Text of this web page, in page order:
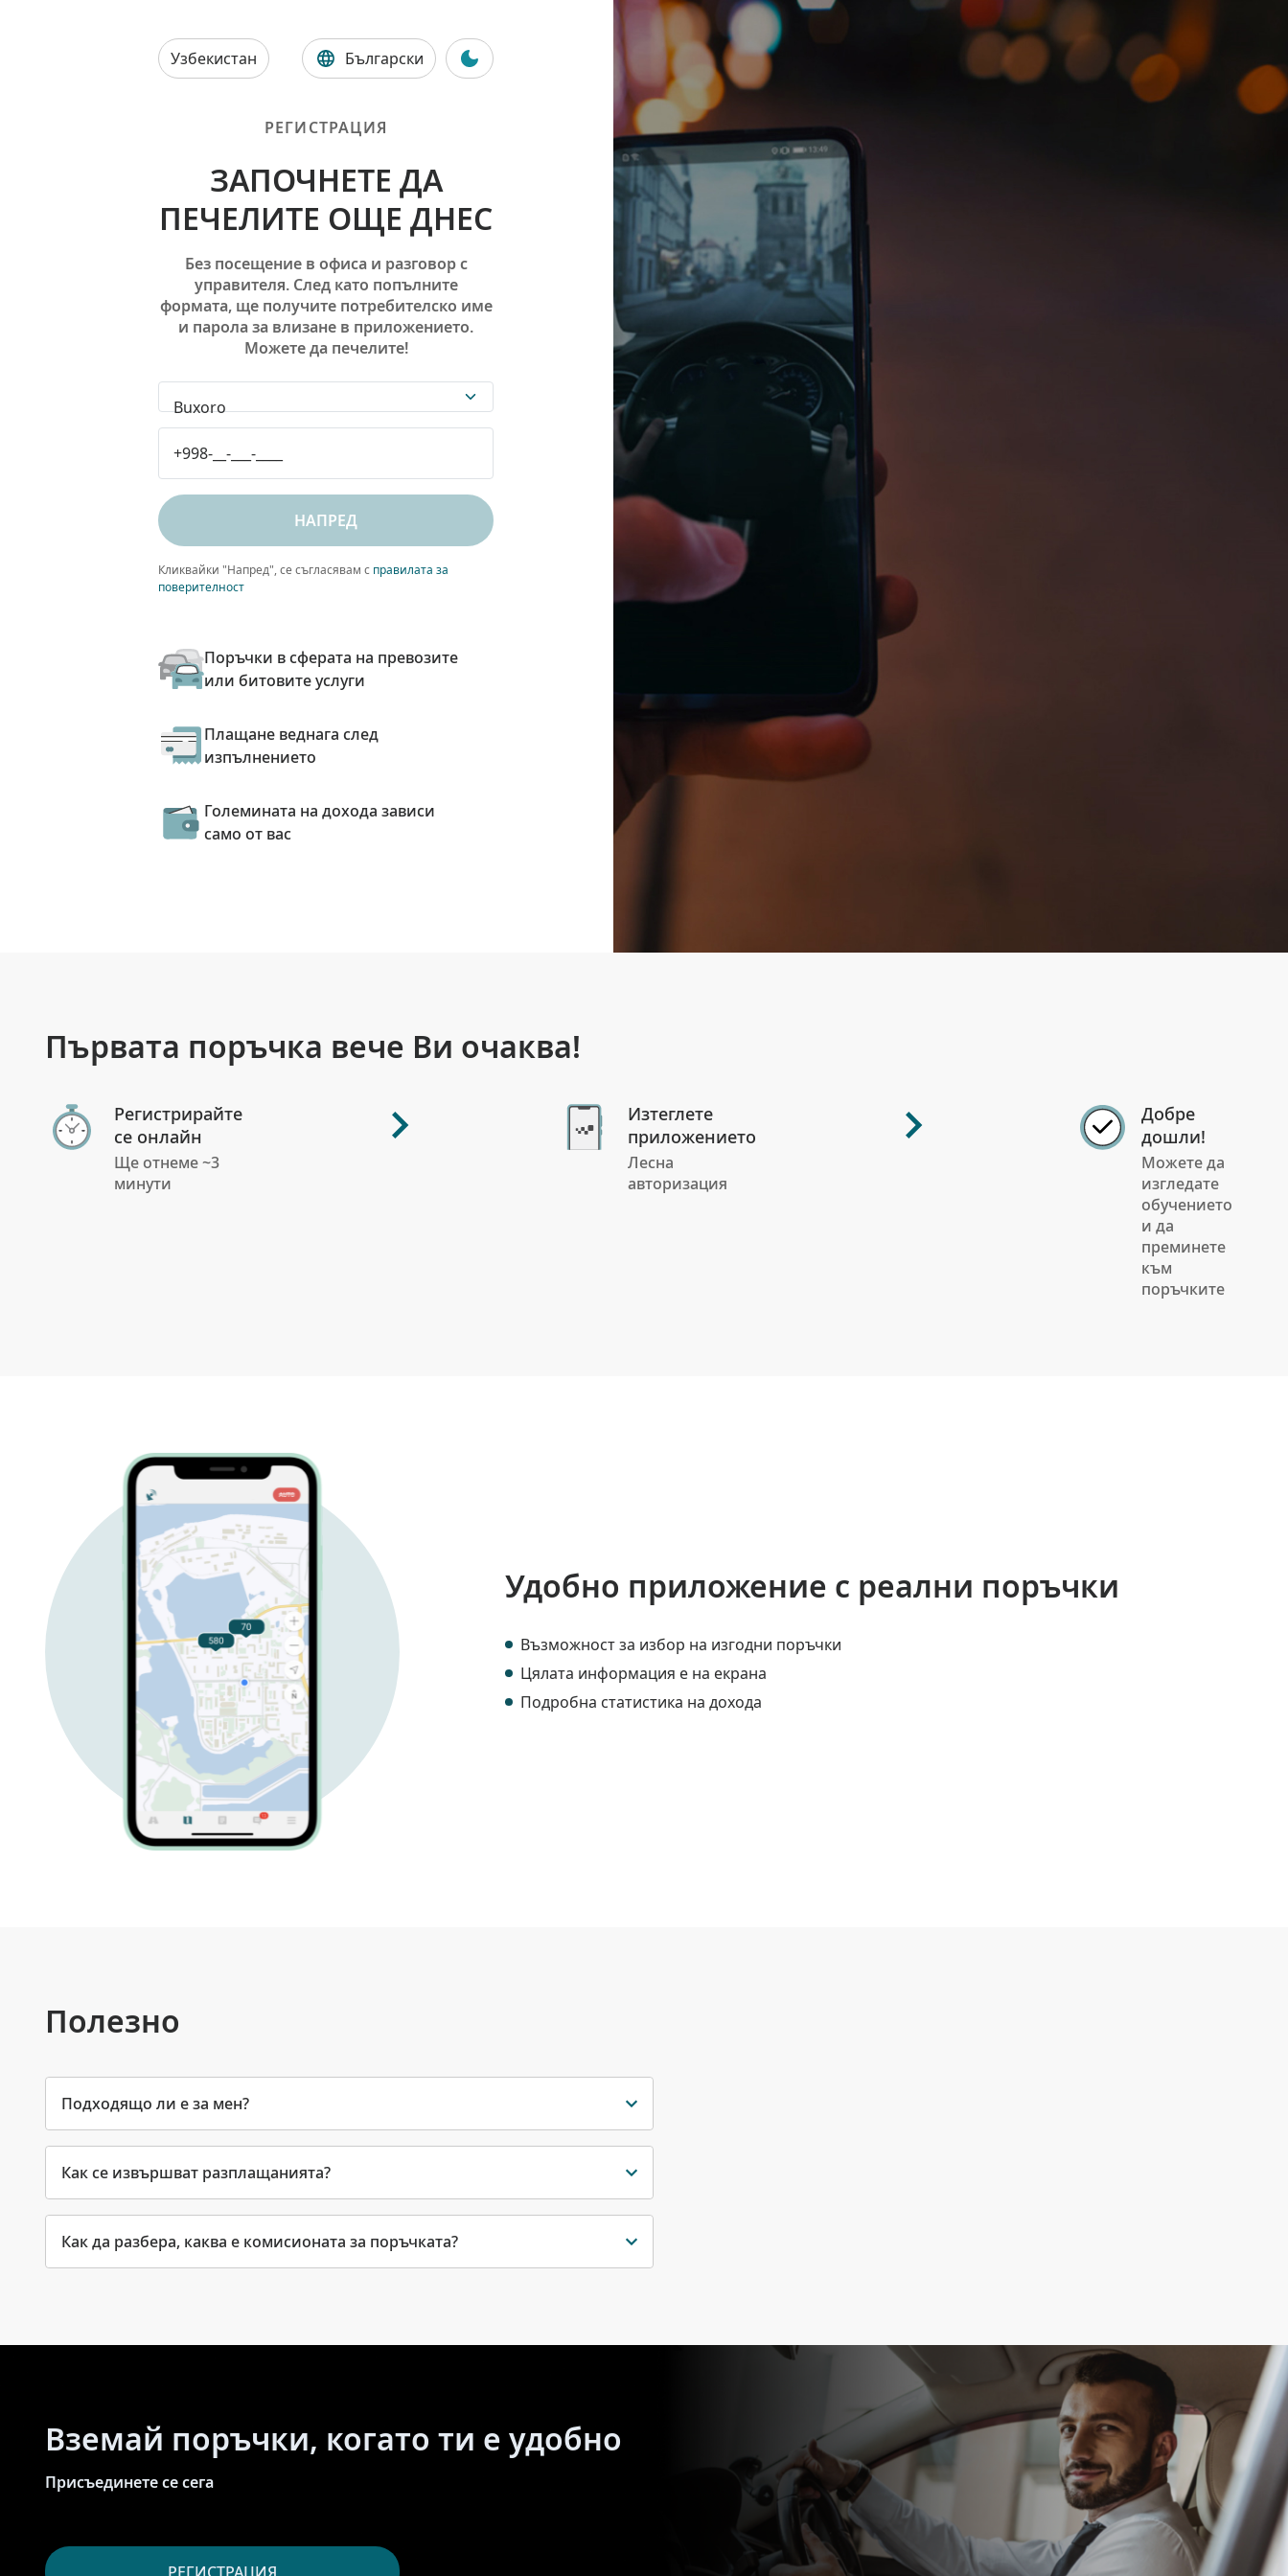
Узбекистан Български
РЕГИСТРАЦИЯ
ЗАПОЧНЕТЕ ДА
ПЕЧЕЛИТЕ ОЩЕ ДНЕС
Без посещение в офиса и разговор с
управителя. След като попълните
формата, ще получите потребителско име
и парола за влизане в приложението.
Можете да печелите!
Buxoro
НАПРЕД
Кликвайки "Напред", се съгласявам с правилата за
поверителност
Поръчки в сферата на превозите
или битовите услуги
Плащане веднага след
изпълнението
Големината на дохода зависи
само от вас
Първата поръчка вече Ви очаква!
Регистрирайте
се онлайн
Ще отнеме ~3
минути
Изтеглете
приложението
Лесна
авторизация
Добре
дошли!
Можете да
изгледате
обучението
и да
преминете
към
поръчките
Удобно приложение с реални поръчки
Възможност за избор на изгодни поръчки
Цялата информация е на екрана
Подробна статистика на дохода
Полезно
Подходящо ли е за мен?
Как се извършват разплащанията?
Как да разбера, каква е комисионата за поръчката?
Вземай поръчки, когато ти е удобно
Присъединете се сега